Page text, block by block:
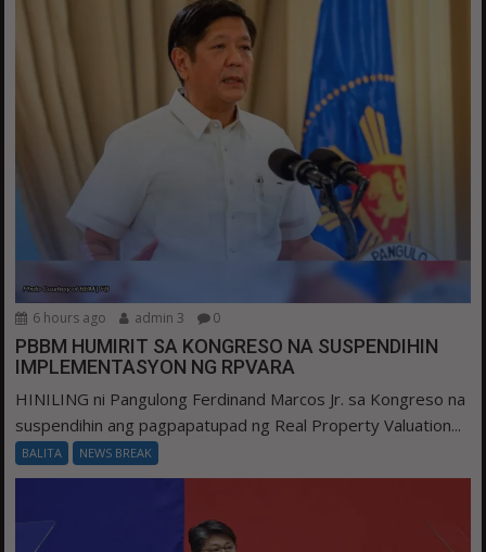
6 hours ago admin 3 0
PBBM HUMIRIT SA KONGRESO NA SUSPENDIHIN
IMPLEMENTASYON NG RPVARA
HINILING ni Pangulong Ferdinand Marcos Jr. sa Kongreso na
suspendihin ang pagpapatupad ng Real Property Valuation...
BALITA NEWS BREAK